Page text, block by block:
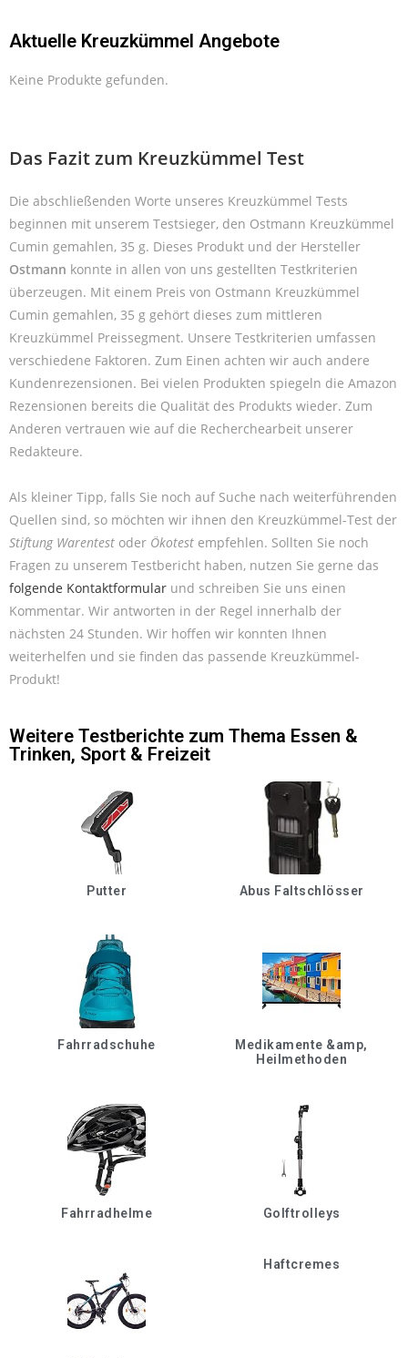
Aktuelle Kreuzkümmel Angebote
Keine Produkte gefunden.
Das Fazit zum Kreuzkümmel Test
Die abschließenden Worte unseres Kreuzkümmel Tests
beginnen mit unserem Testsieger, den Ostmann Kreuzkümmel
Cumin gemahlen, 35 g. Dieses Produkt und der Hersteller
Ostmann konnte in allen von uns gestellten Testkriterien
überzeugen. Mit einem Preis von Ostmann Kreuzkümmel
Cumin gemahlen, 35 g gehört dieses zum mittleren
Kreuzkümmel Preissegment. Unsere Testkriterien umfassen
verschiedene Faktoren. Zum Einen achten wir auch andere
Kundenrezensionen. Bei vielen Produkten spiegeln die Amazon
Rezensionen bereits die Qualität des Produkts wieder. Zum
Anderen vertrauen wie auf die Recherchearbeit unserer
Redakteure.
Als kleiner Tipp, falls Sie noch auf Suche nach weiterführenden
Quellen sind, so möchten wir ihnen den Kreuzkümmel-Test der
Stiftung Warentest oder Ökotest empfehlen. Sollten Sie noch
Fragen zu unserem Testbericht haben, nutzen Sie gerne das
folgende Kontaktformular und schreiben Sie uns einen
Kommentar. Wir antworten in der Regel innerhalb der
nächsten 24 Stunden. Wir hoffen wir konnten Ihnen
weiterhelfen und sie finden das passende Kreuzkümmel-
Produkt!
Weitere Testberichte zum Thema Essen &
Trinken, Sport & Freizeit
Putter Abus Faltschlösser
Fahrradschuhe
Medikamente &amp,
Heilmethoden
Fahrradhelme Golftrolleys
Haftcremes